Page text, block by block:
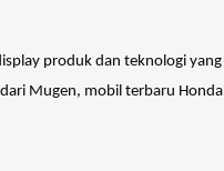
produk dan teknologi
Mugen, mobil terbaru